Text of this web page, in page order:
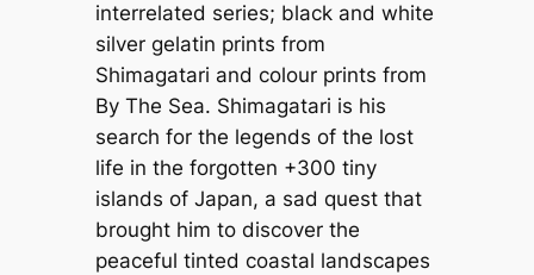
interrelated series; black and white
silver gelatin prints from
Shimagatari and colour prints from
By The Sea. Shimagatari is his
search for the legends of the lost
life in the forgotten +300 tiny
islands of Japan, a sad quest that
brought him to discover the
peaceful tinted coastal landscapes